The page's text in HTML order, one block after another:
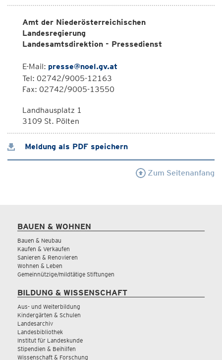
Amt der Niederösterreichischen
Landesregierung
Landesamtsdirektion - Pressedienst
E-Mail: presse@noel.gv.at
Tel: 02742/9005-12163
Fax: 02742/9005-13550
Landhausplatz 1
3109 St. Pölten
Meldung als PDF speichern
Zum Seitenanfang
BAUEN & WOHNEN
Bauen & Neubau
Kaufen & Verkaufen
Sanieren & Renovieren
Wohnen & Leben
Gemeinnützige/mildtätige Stiftungen
BILDUNG & WISSENSCHAFT
Aus- und Weiterbildung
Kindergärten & Schulen
Landesarchiv
Landesbibliothek
Institut für Landeskunde
Stipendien & Beihilfen
Wissenschaft & Forschung